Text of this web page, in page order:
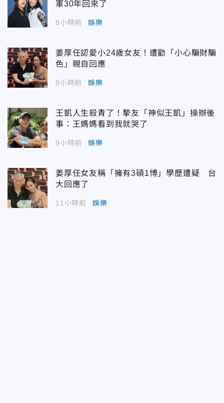
軍30年回來了
8小時前 娛樂
姜厚任認愛小24歲女友！遭勸「小心騙財騙
色」親自回應
8小時前 娛樂
王凱人生殺青了！摯友「神似王凱」操辦後
事：王媽媽看到我就哭了
9小時前 娛樂
姜厚任女友稱「擁有3碩1博」學歷遭疑 台
大回應了
11小時前 娛樂